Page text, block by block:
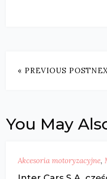
« PREVIOUS POST
You May
Akcesoria motoryzacyjne,